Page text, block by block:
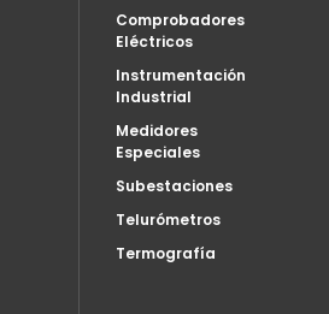
Comprobadores
Eléctricos
Instrumentación
Industrial
Medidores
Especiales
Subestaciones
Telurómetros
Termografía